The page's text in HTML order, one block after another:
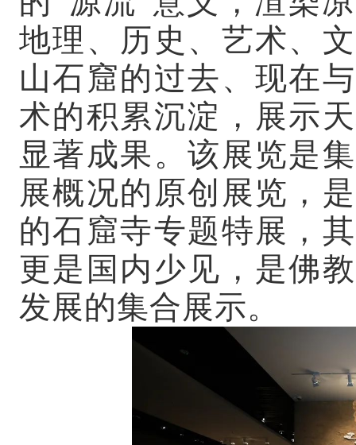
地理、历史、艺术、
山石窟的过去、现在
术的积累沉淀，展示
显著成果。该展览是
展概况的原创展览，
的石窟寺专题特展，
更是国内少见，是佛
发展的集合展示。